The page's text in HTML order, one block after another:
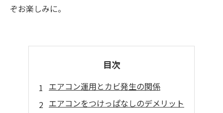
ぞお楽しみに。
目次
エアコン運用とカビ発生の関係
エアコンをつけっぱなしのデメリット